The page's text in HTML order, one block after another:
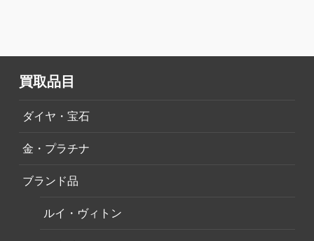
買取品目
ダイヤ・宝石
金・プラチナ
ブランド品
ルイ・ヴィトン